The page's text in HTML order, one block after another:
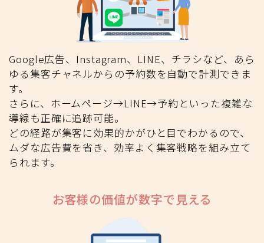
Google広告、Instagram、LINE、チラシなど、あら
ゆる集客チャネルからの予約数を自動で計測できま
す。
さらに、ホームページ→LINE→予約といった複雑な
導線も正確に追跡可能。
どの経路が集客に効果的かがひと目でわかるので、
ムダな広告費を省き、効率よく集客戦略を組み立て
られます。
お客様の価値が数字で見える